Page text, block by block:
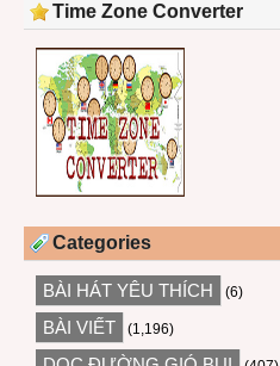
Time Zone Converter
Categories
BÀI HÁT YÊU THÍCH (6)
BÀI VIẾT (1,196)